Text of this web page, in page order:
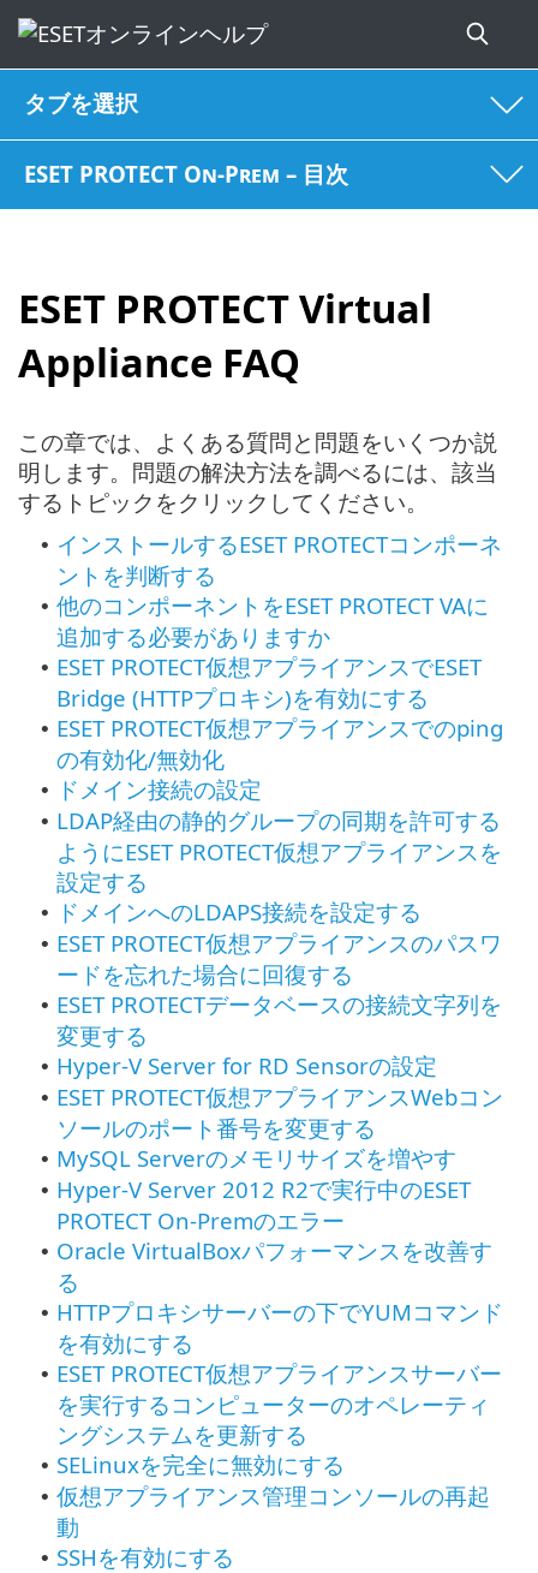
タブを選択
ESET PROTECT On-Prem – 目次
ESET PROTECT Virtual
Appliance FAQ
この章では、よくある質問と問題をいくつか説
明します。問題の解決方法を調べるには、該当
するトピックをクリックしてください。
• インストールするESET PROTECTコンポーネ
ントを判断する
• 他のコンポーネントをESET PROTECT VAに
追加する必要がありますか
• ESET PROTECT仮想アプライアンスでESET
Bridge (HTTPプロキシ)を有効にする
• ESET PROTECT仮想アプライアンスでのping
の有効化/無効化
• ドメイン接続の設定
• LDAP経由の静的グループの同期を許可する
ようにESET PROTECT仮想アプライアンスを
設定する
• ドメインへのLDAPS接続を設定する
• ESET PROTECT仮想アプライアンスのパスワ
ードを忘れた場合に回復する
• ESET PROTECTデータベースの接続文字列を
変更する
• Hyper-V Server for RD Sensorの設定
• ESET PROTECT仮想アプライアンスWebコン
ソールのポート番号を変更する
• MySQL Serverのメモリサイズを増やす
• Hyper-V Server 2012 R2で実行中のESET
PROTECT On-Premのエラー
• Oracle VirtualBoxパフォーマンスを改善す
る
• HTTPプロキシサーバーの下でYUMコマンド
を有効にする
• ESET PROTECT仮想アプライアンスサーバー
を実行するコンピューターのオペレーティ
ングシステムを更新する
• SELinuxを完全に無効にする
• 仮想アプライアンス管理コンソールの再起
動
• SSHを有効にする